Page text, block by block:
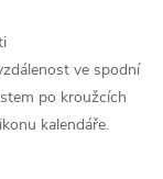
ve spodní
po kroužcích
kalendáře.